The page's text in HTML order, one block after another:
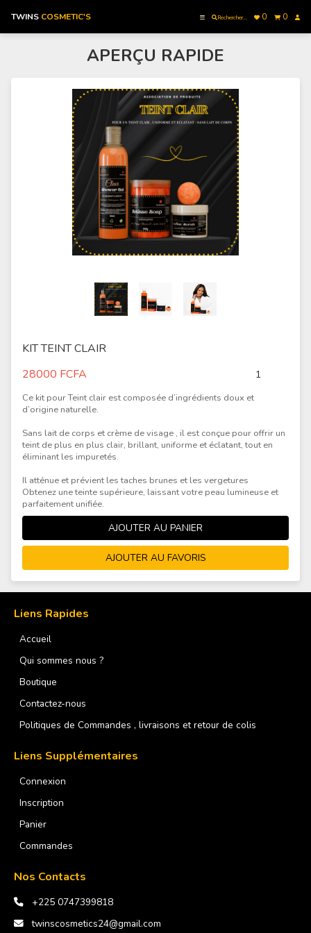
TWINS COSMETIC'S
Catégories
Mes Commandes
Commander Maintenant
Contactez nous
Rechercher... 0 0
APERÇU RAPIDE
KIT TEINT CLAIR
28000 FCFA
Ce kit pour Teint clair est composée d’ingrédients doux et
d’origine naturelle.
Sans lait de corps et crème de visage , il est conçue pour offrir un
teint de plus en plus clair, brillant, uniforme et éclatant, tout en
éliminant les impuretés.
Il atténue et prévient les taches brunes et les vergetures
Obtenez une teinte supérieure, laissant votre peau lumineuse et
parfaitement unifiée.
Liens Rapides
Accueil
Qui sommes nous ?
Boutique
Contactez-nous
Politiques de Commandes , livraisons et retour de colis
Liens Supplémentaires
Connexion
Inscription
Panier
Commandes
Nos Contacts
+225 0747399818
twinscosmetics24@gmail.com